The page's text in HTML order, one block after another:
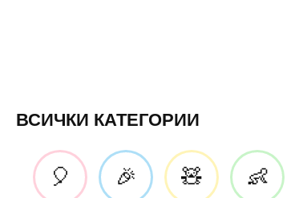
ВСИЧКИ КАТЕГОРИИ
🎈 🎉 🧸 👶